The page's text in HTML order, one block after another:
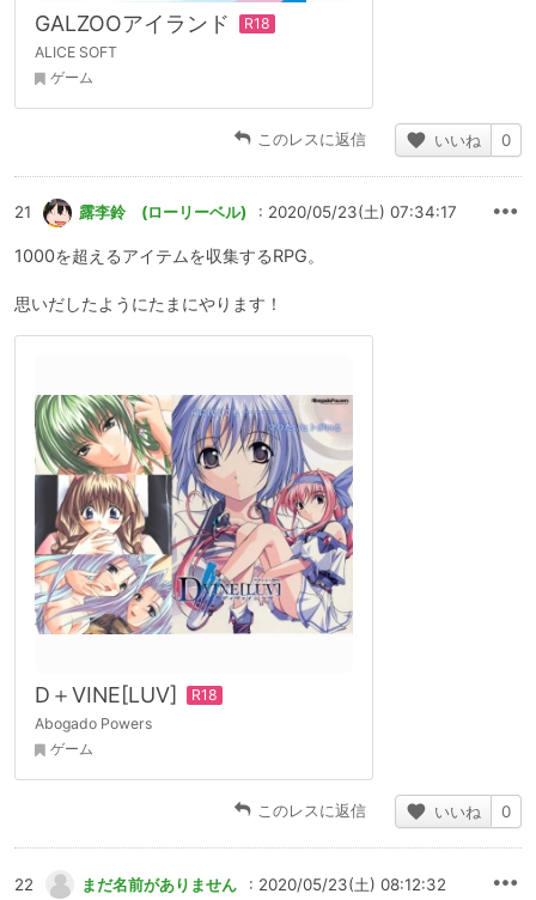
GALZOOアイランド
ALICE SOFT
ゲーム
このレスに返信 いいね 0
21 露李鈴 (ローリーベル) : 2020/05/23(土) 07:34:17
1000を超えるアイテムを収集するRPG。
思いだしたようにたまにやります！
D＋VINE[LUV]
Abogado Powers
ゲーム
このレスに返信 いいね 0
22 まだ名前がありません : 2020/05/23(土) 08:12:32